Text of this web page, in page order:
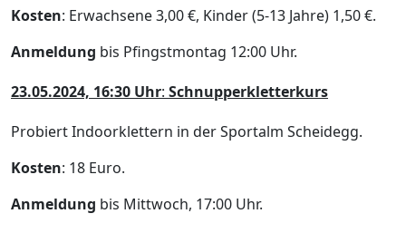
Kosten: Erwachsene 3,00 €, Kinder (5-13 Jahre) 1,50 €.
Anmeldung bis Pfingstmontag 12:00 Uhr.
23.05.2024, 16:30 Uhr: Schnupperkletterkurs
Probiert Indoorklettern in der Sportalm Scheidegg.
Kosten: 18 Euro.
Anmeldung bis Mittwoch, 17:00 Uhr.